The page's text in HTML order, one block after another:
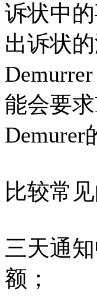
诉状中
出诉状
能会要
比较常
三天通
额；